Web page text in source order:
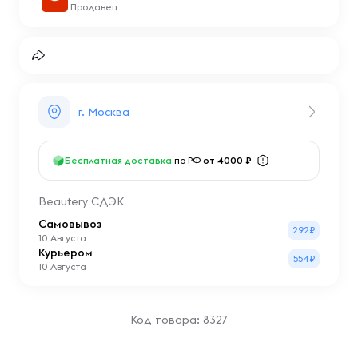
Продавец
г. Москва
Бесплатная доставка по РФ от 4000 ₽
Beautery СДЭК
Самовывоз
10 Августа
292₽
Курьером
10 Августа
554₽
Код товара: 8327